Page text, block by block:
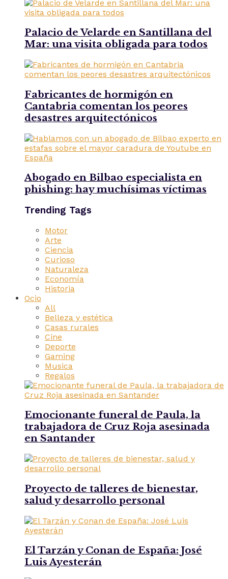
Palacio de Velarde en Santillana del
Mar: una visita obligada para todos
Fabricantes de hormigón en
Cantabria comentan los peores
desastres arquitectónicos
Abogado en Bilbao especialista en
phishing: hay muchísimas víctimas
Trending Tags
Motor
Arte
Ciencia
Curioso
Naturaleza
Economía
Historia
Ocio
All
Belleza y estética
Casas rurales
Cine
Deporte
Gaming
Musica
Regalos
Emocionante funeral de Paula, la
trabajadora de Cruz Roja asesinada
en Santander
Proyecto de talleres de bienestar,
salud y desarrollo personal
El Tarzán y Conan de España: José
Luis Ayesterán